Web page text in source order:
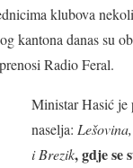
klubova
kantona danas su
Radio Feral.
Ministar Hasić je
naselja:
i Brezik, gdje se